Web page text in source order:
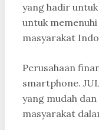
yang hadir
untuk
masyarakat
Perusahaan
smartphone.
yang mudah
masyarakat